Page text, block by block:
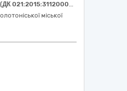
Дизельний генератор (ДК 021:2015:31120000-3: Генератори)
міської